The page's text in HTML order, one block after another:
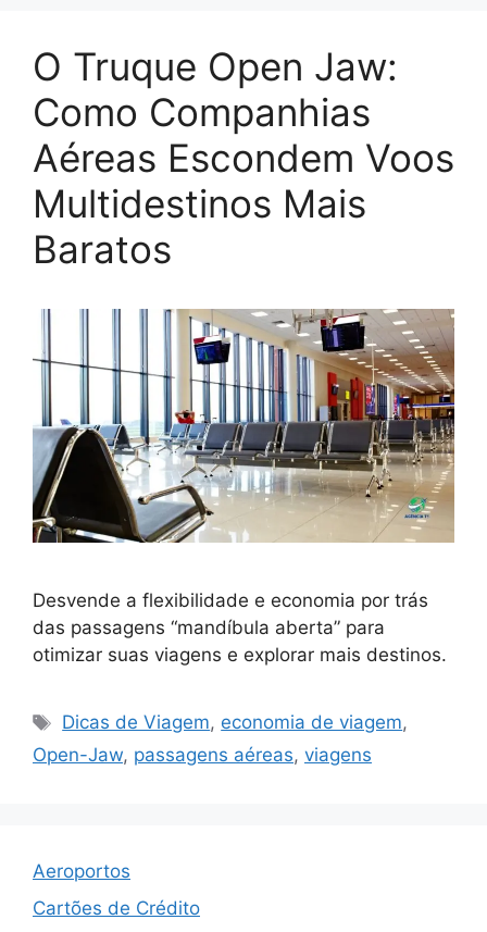
O Truque Open Jaw:
Como Companhias
Aéreas Escondem Voos
Multidestinos Mais
Baratos
Desvende a flexibilidade e economia por trás
das passagens “mandíbula aberta” para
otimizar suas viagens e explorar mais destinos.
Tags
Dicas de Viagem, economia de viagem,
Open-Jaw, passagens aéreas, viagens
Aeroportos
Cartões de Crédito